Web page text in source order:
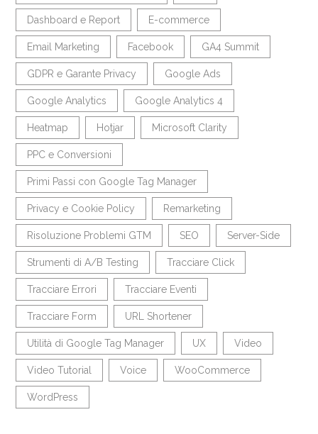
Dashboard e Report E-commerce
Email Marketing Facebook GA4 Summit
GDPR e Garante Privacy Google Ads
Google Analytics Google Analytics 4
Heatmap Hotjar Microsoft Clarity
PPC e Conversioni
Primi Passi con Google Tag Manager
Privacy e Cookie Policy Remarketing
Risoluzione Problemi GTM SEO Server-Side
Strumenti di A/B Testing Tracciare Click
Tracciare Errori Tracciare Eventi
Tracciare Form URL Shortener
Utilità di Google Tag Manager UX Video
Video Tutorial Voice WooCommerce
WordPress